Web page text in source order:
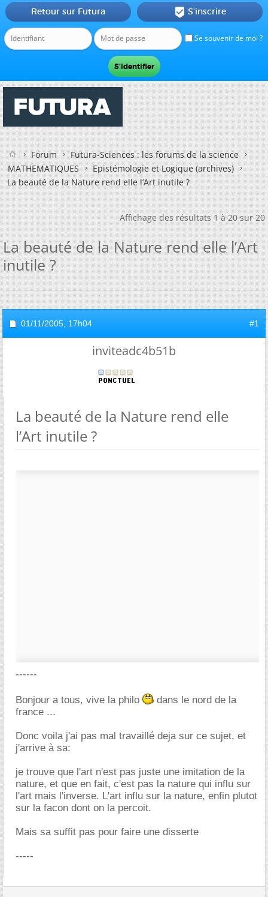
Se souvenir de moi ?
Retour sur Futura  S'inscrire
Forum
Futura-Sciences : les forums de la science
MATHEMATIQUES
Epistémologie et Logique (archives)
La beauté de la Nature rend elle l’Art inutile ?
Affichage des résultats 1 à 20 sur 20
La beauté de la Nature rend elle l’Art
inutile ?
01/11/2005, 17h04 #1
inviteadc4b51b
La beauté de la Nature rend elle
l’Art inutile ?
------
Bonjour a tous, vive la philo
dans le nord de la
france ...
Donc voila j'ai pas mal travaillé deja sur ce sujet, et
j'arrive à sa:
je trouve que l'art n'est pas juste une imitation de la
nature, et que en fait, c'est pas la nature qui influ sur
l'art mais l'inverse. L'art influ sur la nature, enfin plutot
sur la facon dont on la percoit.
Mais sa suffit pas pour faire une disserte
-----